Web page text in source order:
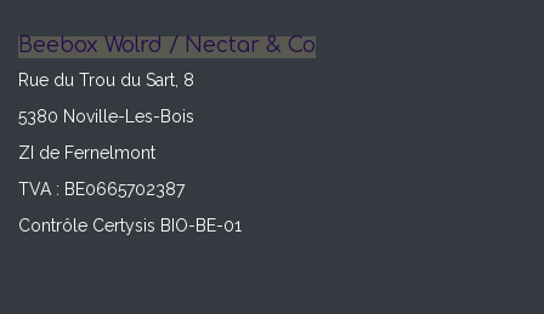
Beebox Wolrd / Nectar & Co
Rue du Trou du Sart, 8
5380 Noville-Les-Bois
ZI de Fernelmont
TVA : BE0665702387
Contrôle Certysis BIO-BE-01